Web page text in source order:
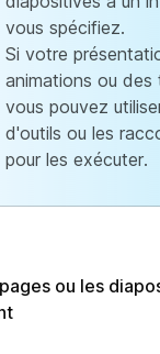
vous spécifiez.
Si votre
animations ou des
vous pouvez
d'outils ou les
pour les exécuter.
ou les